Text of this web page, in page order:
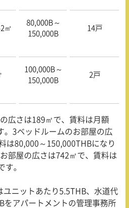
㎡
80,000B～
150,000B
14戸
100,000B～
150,000B
2戸
広さは189㎡で、賃料は月額
。 3ベッドルームのお部屋の広
は80,000 ～ 150,000THBになり
部屋の広さは742㎡で、賃料は
す。
ユニットあたり5.5THB、水道代
をアパートメントの管理事務所